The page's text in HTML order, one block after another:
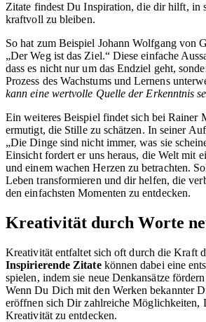
Zitate findest Du Inspiration, die dir hilft, in
kraftvoll zu bleiben.
So hat zum Beispiel Johann Wolfgang von
„Der Weg ist das Ziel.“ Diese einfache
dass es nicht nur um das Endziel geht,
Prozess des Wachstums und Lernens
kann eine wertvolle Quelle der Erkenntnis
Ein weiteres Beispiel findet sich bei Rainer
ermutigt, die Stille zu schätzen. In seiner
„Die Dinge sind nicht immer, was sie
Einsicht fordert er uns heraus, die Welt mit
und einem wachen Herzen zu betrachten.
Leben transformieren und dir helfen, die
den einfachsten Momenten zu entdecken.
Kreativität durch Worte
Kreativität entfaltet sich oft durch die Kraft
Inspirierende Zitatekönnen dabei eine
spielen, indem sie neue Denkansätze
Wenn Du Dich mit den Werken bekannter
eröffnen sich Dir zahlreiche Möglichkeiten,
Kreativität zu entdecken.